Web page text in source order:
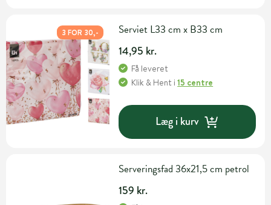
3 FOR 30,- Serviet L33 cm x B33 cm
14,95 kr.
Få leveret
Klik & Hent i15 centre
Læg i kurv
Serveringsfad 36x21,5 cm petrol
159 kr.